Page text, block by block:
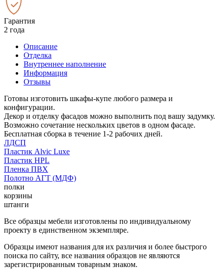
Гарантия
2 года
Описание
Отделка
Внутреннее наполнение
Информация
Отзывы
Готовы изготовить шкафы-купе любого размера и
конфигурации.
Декор и отделку фасадов можно выполнить под вашу задумку.
Возможно сочетание нескольких цветов в одном фасаде.
Бесплатная сборка в течение 1-2 рабочих дней.
ЛДСП
Пластик Alvic Luxe
Пластик HPL
Пленка ПВХ
Полотно АГТ (МДФ)
полки
корзины
штанги
Все образцы мебели изготовлены по индивидуальному
проекту в единственном экземпляре.
Образцы имеют названия для их различия и более быстрого
поиска по сайту, все названия образцов не являются
зарегистрированным товарным знаком.